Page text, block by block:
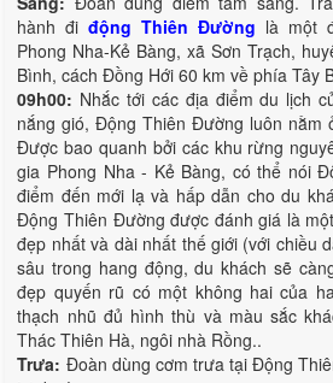
hành điđộng Thiên Đường là một
Phong Nha-Kẻ Bàng, xã Sơn Trạch,
Bình, cách Đồng Hới 60 km về phía Tây
09h00: Nhắc tới các địa điểm du lịch
nắng gió, Động Thiên Đường luôn nằm
Được bao quanh bởi các khu rừng
gia Phong Nha - Kẻ Bàng, có thể nói
điểm đến mới lạ và hấp dẫn cho du
Động Thiên Đường được đánh giá là
đẹp nhất và dài nhất thế giới (với chiều
sâu trong hang động, du khách sẽ
đẹp quyến rũ có một không hai của
thạch nhũ đủ hình thù và màu sắc
Thác Thiên Hà, ngôi nhà Rồng..
Trưa: Đoàn dùng cơm trưa tại Động